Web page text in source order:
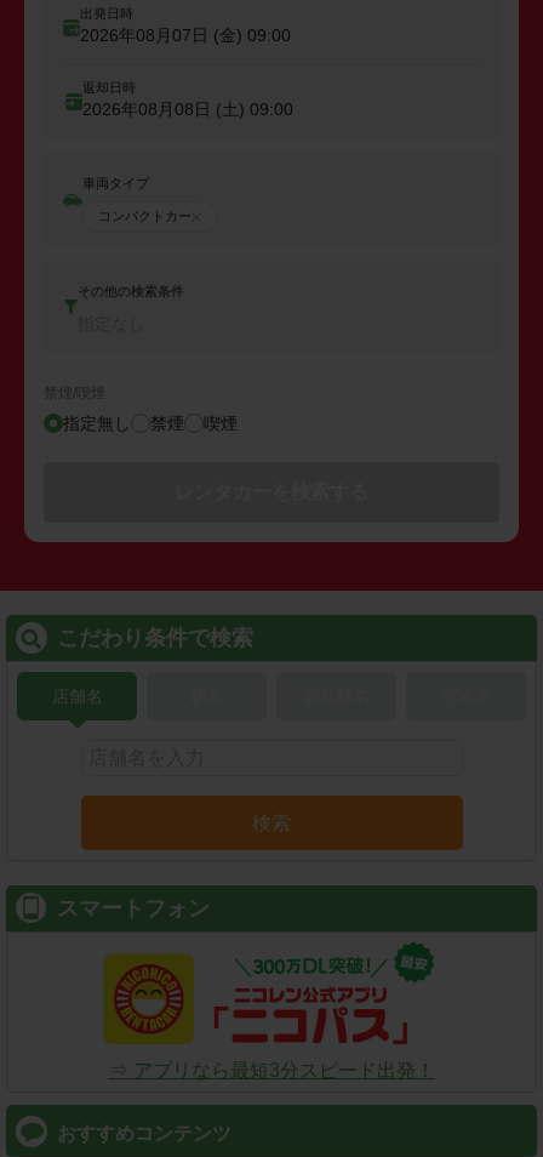
出発日時
2026年08月07日 (金) 09:00
返却日時
2026年08月08日 (土) 09:00
車両タイプ
コンパクトカー
その他の検索条件
禁煙/喫煙
指定無し 禁煙 喫煙
こだわり条件で検索
店舗名
検索
スマートフォン
⇒ アプリなら最短3分スピード出発！
おすすめコンテンツ